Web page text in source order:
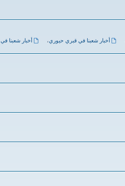
أخبار شعبنا في قبري حيوري،
أخبار شعبنا في